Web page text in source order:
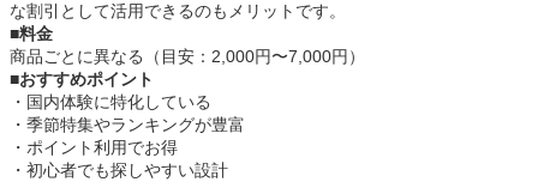
な割引として活用できるのもメリットです。
■料金
商品ごとに異なる（目安：2,000円〜7,000円）
■おすすめポイント
・国内体験に特化している
・季節特集やランキングが豊富
・ポイント利用でお得
・初心者でも探しやすい設計